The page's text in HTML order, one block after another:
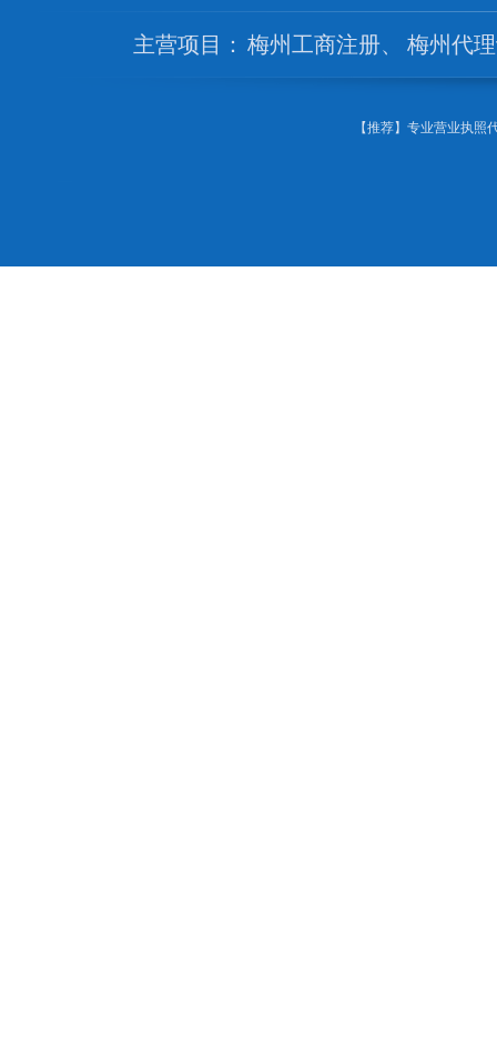
主营项目： 梅州工商注册、 梅州代
【推荐】专业营业执照